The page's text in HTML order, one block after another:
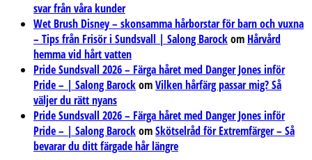
svar från våra kunder
Wet Brush Disney – skonsamma hårborstar för barn och vuxna
– Tips från Frisör i Sundsvall | Salong Barockom Hårvård
hemma vid hårt vatten
Pride Sundsvall 2026 – Färga håret med Danger Jones inför
Pride – | Salong BarockomVilken hårfärg passar mig? Så
väljer du rätt nyans
Pride Sundsvall 2026 – Färga håret med Danger Jones inför
Pride – | Salong BarockomSkötselråd för Extremfärger – Så
bevarar du ditt färgade hår längre